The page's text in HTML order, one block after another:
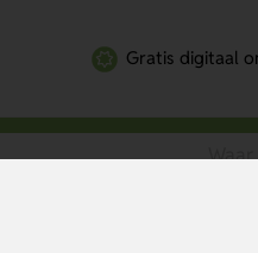
Gratis digitaal